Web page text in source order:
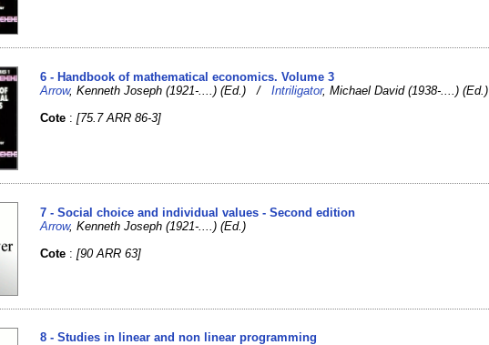
6 - Handbook of mathematical economics. Volume 3
Arrow, Kenneth Joseph (1921-....) (Ed.) /Intriligator, Michael David (1938-....) (Ed.)
Cote :[75.7 ARR 86-3]
7 - Social choice and individual values - Second edition
Arrow, Kenneth Joseph (1921-....) (Ed.)
Cote :[90 ARR 63]
8 - Studies in linear and non linear programming